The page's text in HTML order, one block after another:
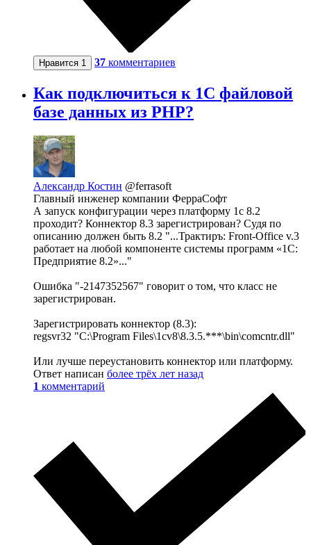
Нравится 1 37 комментариев
Как подключиться к 1С файловой
базе данных из PHP?
Александр Костин @ferrasoft
Главный инженер компании ФерраСофт
А запуск конфигурации через платформу 1с 8.2
проходит? Коннектор 8.3 зарегистрирован? Судя по
описанию должен быть 8.2 "...Трактиръ: Front-Office v.3
работает на любой компоненте системы программ «1С:
Предприятие 8.2»..."
Ошибка "-2147352567" говорит о том, что класс не
зарегистрирован.
Зарегистрировать коннектор (8.3):
regsvr32 "C:\Program Files\1cv8\8.3.5.***\bin\comcntr.dll"
Или лучше переустановить коннектор или платформу.
Ответ написан более трёх лет назад
1 комментарий